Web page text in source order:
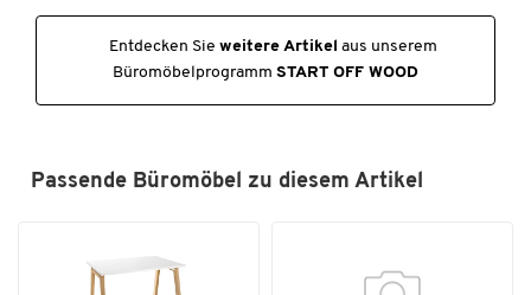
Entdecken Sie weitere Artikel aus unserem
Büromöbelprogramm START OFF WOOD
Passende Büromöbel zu diesem Artikel